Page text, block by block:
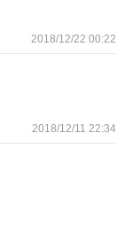
2018/12/22 00:22
2018/12/11 22:34